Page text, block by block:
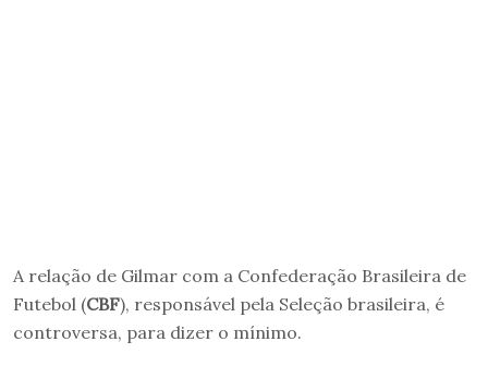
A relação de Gilmar com a Confederação Brasileira de
Futebol (CBF), responsável pela Seleção brasileira, é
controversa, para dizer o mínimo.